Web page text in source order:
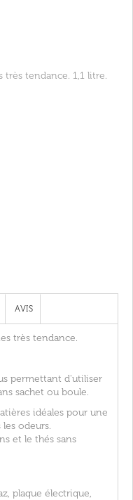
tendance. 1,1 litre.
AVIS
très tendance.
permettant d'utiliser
sachet ou boule.
idéales pour une
odeurs.
et le thés sans
plaque électrique,